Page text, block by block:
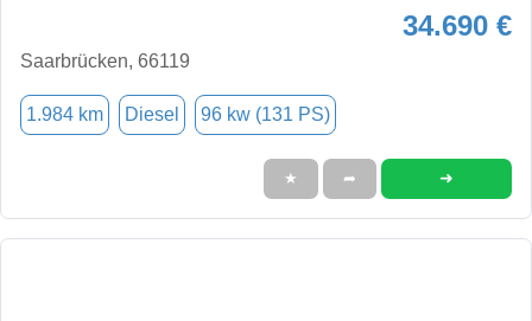
34.690 €
Saarbrücken, 66119
1.984 km Diesel 96 kw (131 PS)
★ ➦ ➜